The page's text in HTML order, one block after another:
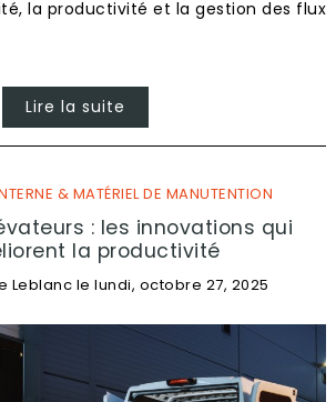
la productivité et la gestion des flux
Lire la suite
& MATÉRIEL DE MANUTENTION
: les innovations qui
la productivité
Leblanc lelundi, octobre 27, 2025